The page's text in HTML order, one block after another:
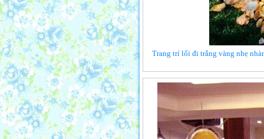
Trang trí lối đi trắng vàng nhẹ